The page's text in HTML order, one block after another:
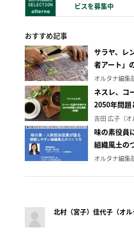
ビスを募集中
おすすめ記事
サラヤ、レ
者アート」
オルタナ編集
ネスレ、コ
2050年問題
味の素役員
組織風土の
オルタナ編集